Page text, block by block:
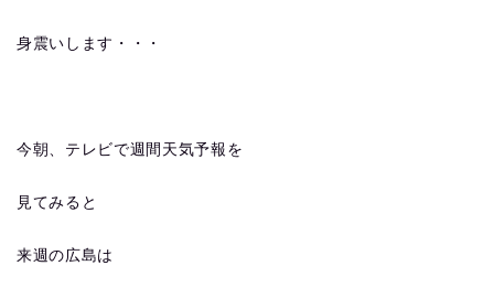
身震いします・・・
今朝、テレビで週間天気予報を
見てみると
来週の広島は